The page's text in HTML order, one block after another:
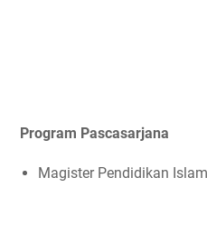
Program Pascasarjana
Magister Pendidikan